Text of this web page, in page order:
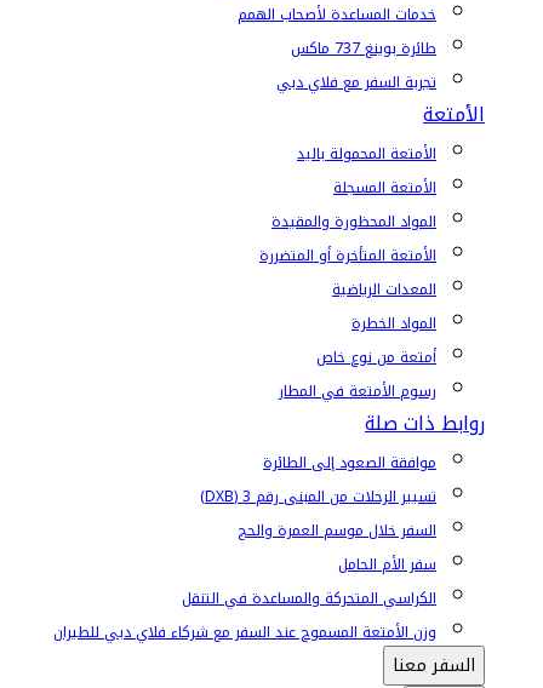
خدمات المساعدة لأصحاب الهمم
طائرة بوينغ 737 ماكس
تجربة السفر مع فلاي دبي
الأمتعة
الأمتعة المحمولة باليد
الأمتعة المسجلة
المواد المحظورة والمقيدة
الأمتعة المتأخرة أو المتضررة
المعدات الرياضية
المواد الخطرة
أمتعة من نوع خاص
رسوم الأمتعة في المطار
روابط ذات صلة
موافقة الصعود إلى الطائرة
تسيير الرحلات من المبنى رقم 3 (DXB)
السفر خلال موسم العمرة والحج
سفر الأم الحامل
الكراسي المتحركة والمساعدة في التنقل
وزن الأمتعة المسموح عند السفر مع شركاء فلاي دبي للطيران
السفر معنا